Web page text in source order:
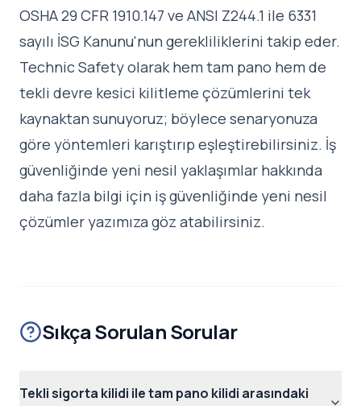
OSHA 29 CFR 1910.147 ve ANSI Z244.1 ile 6331
sayılı İSG Kanunu'nun gerekliliklerini takip eder.
Technic Safety olarak hem tam pano hem de
tekli devre kesici kilitleme çözümlerini tek
kaynaktan sunuyoruz; böylece senaryonuza
göre yöntemleri karıştırıp eşleştirebilirsiniz. İş
güvenliğinde yeni nesil yaklaşımlar hakkında
daha fazla bilgi için iş güvenliğinde yeni nesil
çözümler yazımıza göz atabilirsiniz.
Sıkça Sorulan Sorular
Tekli sigorta kilidi ile tam pano kilidi arasındaki